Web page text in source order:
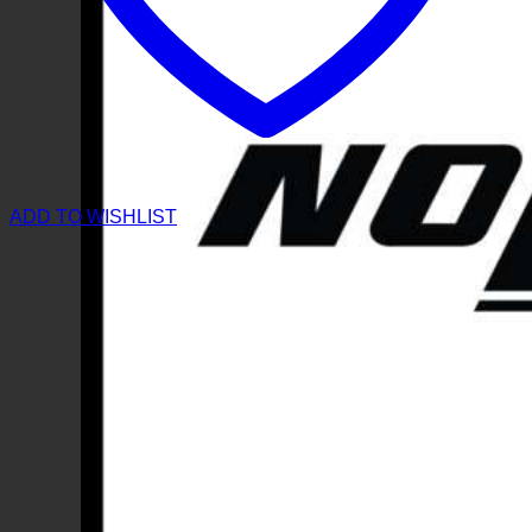
ADD TO WISHLIST